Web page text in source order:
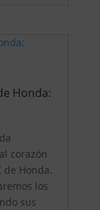
Honda:
corazón
Honda.
los
sus